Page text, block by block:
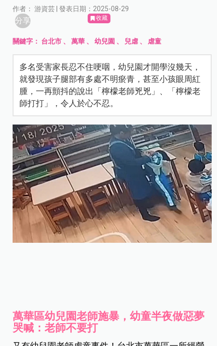
作者： 游資芸 | 發表日期：2025-08-29
分享 收藏
關鍵字： 台北市 、萬華 、幼兒園 、 兒虐 、 虐童
多名受害家長忍不住哽咽，幼兒園才開學沒幾天，
就發現孩子腿部有多處不明瘀青，甚至小孩眼周紅
腫，一再顫抖的說出「檸檬老師兇兇」、「檸檬老
師打打」，令人於心不忍。
萬華區幼兒園老師施暴，幼童半夜做惡夢
哭喊：老師不要打